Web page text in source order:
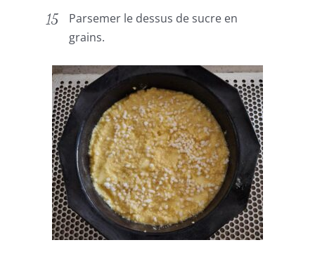
Parsemer le dessus de sucre en
grains.